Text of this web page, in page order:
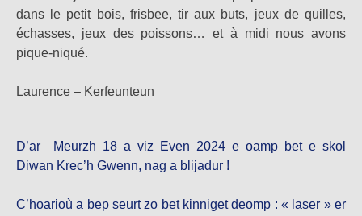
dans le petit bois, frisbee, tir aux buts, jeux de quilles,
échasses, jeux des poissons… et à midi nous avons
pique-niqué.
Laurence – Kerfeunteun
D’ar Meurzh 18 a viz Even 2024 e oamp bet e skol
Diwan Krec’h Gwenn, nag a blijadur !
C’hoarioù a bep seurt zo bet kinniget deomp : « laser » er